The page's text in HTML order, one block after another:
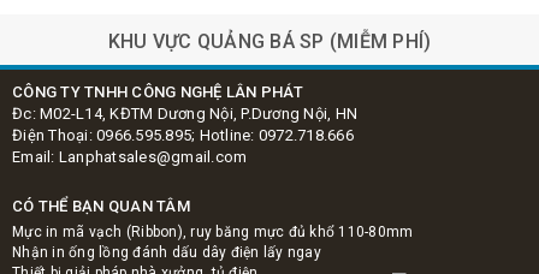
KHU VỰC QUẢNG BÁ SP (MIỄM PHÍ)
Hộp nhựa Uboot đại diện Max
CÔNG TY TNHH CÔNG NGHỆ LÂN PHÁT
Đc: M02-L14, KĐTM Dương Nội, P.Dương Nội, HN
Điện Thoại: 0966.595.895; Hotline: 0972.718.666
Email: Lanphatsales@gmail.com
CÓ THỂ BẠN QUAN TÂM
Mực in mã vạch (Ribbon), ruy băng mực đủ khổ 110-80mm
Nhận in ống lồng đánh dấu dây điện lấy ngay